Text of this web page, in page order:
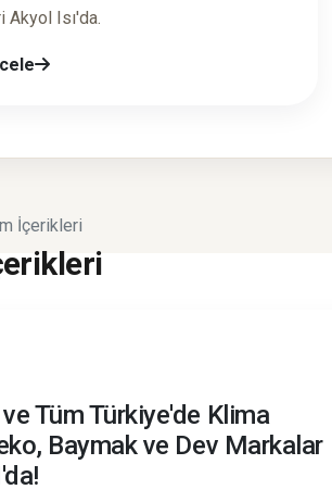
Akyol Isı'da.
İçerikleri
Tüm Türkiye'de Klima
Baymak ve Dev Markalar